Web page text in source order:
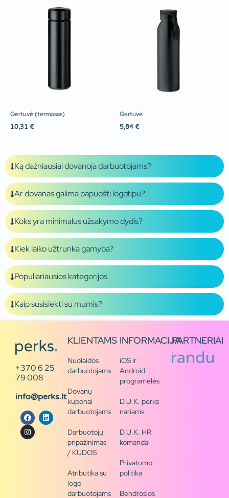
Gertuvė (termosas)
10,31 €
Gertuvė
5,84 €
Ką dažniausiai dovanoja darbuotojams?
Ar dovanas galima papuošti logotipu?
Koks yra minimalus užsakymo dydis?
Kiek laiko užtrunka gamyba?
Populiariausios kategorijos
Kaip susisiekti su mumis?
+370 6 25
79 008
info@perks.lt
KLIENTAMS
Nuolaidos
darbuotojams
Dovanų
kuponai
darbuotojams
Darbuotojų
pripažinimas
/ KUDOS
Atributika su
logo
darbuotojams
INFORMACIJA
iOS ir
Android
programėlės
D.U.K. perks
nariams
D.U.K. HR
komandai
Privatumo
politika
Bendrosios
PARTNERIAI